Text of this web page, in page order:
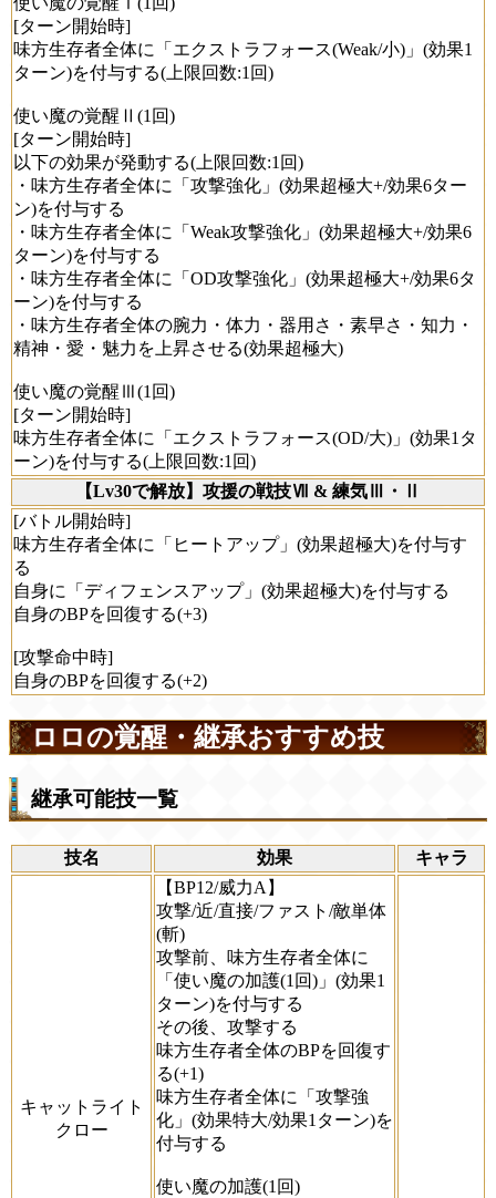
[ターン開始時]
味方生存者全体に「エクストラフォース(Weak/小)」(効果1
ターン)を付与する(上限回数:1回)
使い魔の覚醒Ⅱ(1回)
[ターン開始時]
以下の効果が発動する(上限回数:1回)
・味方生存者全体に「攻撃強化」(効果超極大+/効果6ター
ン)を付与する
・味方生存者全体に「Weak攻撃強化」(効果超極大+/効果6
ターン)を付与する
・味方生存者全体に「OD攻撃強化」(効果超極大+/効果6タ
ーン)を付与する
・味方生存者全体の腕力・体力・器用さ・素早さ・知力・
精神・愛・魅力を上昇させる(効果超極大)
使い魔の覚醒Ⅲ(1回)
[ターン開始時]
味方生存者全体に「エクストラフォース(OD/大)」(効果1タ
ーン)を付与する(上限回数:1回)
【Lv30で解放】攻援の戦技Ⅶ & 練気Ⅲ・Ⅱ
[バトル開始時]
味方生存者全体に「ヒートアップ」(効果超極大)を付与す
る
自身に「ディフェンスアップ」(効果超極大)を付与する
自身のBPを回復する(+3)
[攻撃命中時]
自身のBPを回復する(+2)
ロロの覚醒・継承おすすめ技
継承可能技一覧
技名 効果 キャラ
キャットライト
クロー
【BP12/威力A】
攻撃/近/直接/ファスト/敵単体
(斬)
攻撃前、味方生存者全体に
「使い魔の加護(1回)」(効果1
ターン)を付与する
その後、攻撃する
味方生存者全体のBPを回復す
る(+1)
味方生存者全体に「攻撃強
化」(効果特大/効果1ターン)を
付与する
使い魔の加護(1回)